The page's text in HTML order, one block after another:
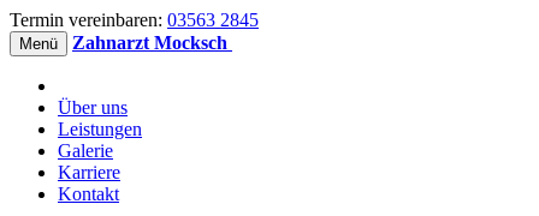
Termin vereinbaren: 03563 2845
Menü Zahnarzt Mocksch
Über uns
Leistungen
Galerie
Karriere
Kontakt